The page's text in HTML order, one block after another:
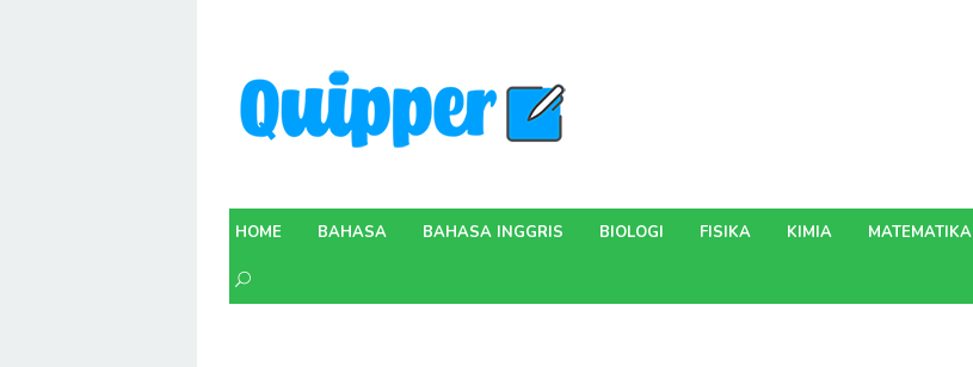
content
HOME BAHASA BAHASA INGGRIS BIOLOGI FISIKA KIMIA MATEMATIKA